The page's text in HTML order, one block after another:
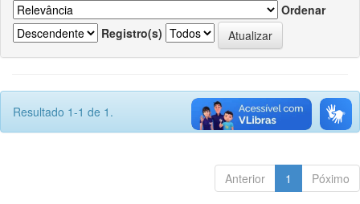
Ordenar
Registro(s)
Resultado 1-1 de 1.
Anterior 1 Póximo